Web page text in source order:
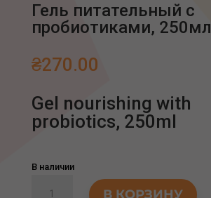
Гель питательный с
пробиотиками, 250мл
₴270.00
Gel nourishing with
probiotics, 250ml
В наличии
В КОРЗИНУ